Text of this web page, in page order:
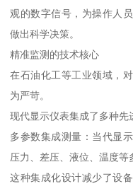
观的数字信号，为操作人
做出科学决策。
精准监测的技术核心
在石油化工等工业领域，
为严苛。
现代显示仪表集成了多种先
多参数集成测量：当代显
压力、差压、液位、温度等
这种集成化设计减少了设